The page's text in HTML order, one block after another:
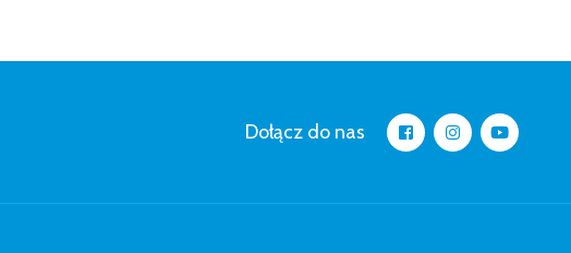
Dołącz do nas